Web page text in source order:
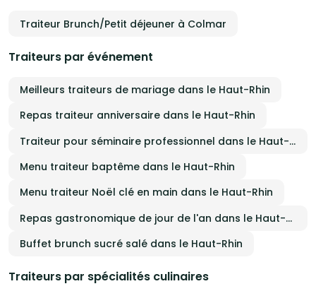
Traiteur Brunch/Petit déjeuner à Colmar
Traiteurs par événement
Meilleurs traiteurs de mariage dans le Haut-Rhin
Repas traiteur anniversaire dans le Haut-Rhin
Traiteur pour séminaire professionnel dans le Haut-Rhin
Menu traiteur baptême dans le Haut-Rhin
Menu traiteur Noël clé en main dans le Haut-Rhin
Repas gastronomique de jour de l'an dans le Haut-Rhin
Buffet brunch sucré salé dans le Haut-Rhin
Traiteurs par spécialités culinaires